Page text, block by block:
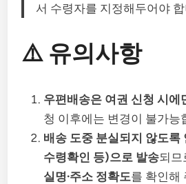
서 수령자를 지정해두어야
⚠️ 유의사항
우편배송은 여권 신청 시에
청 이후에는 변경이 불가능
배송 도중 분실되지 않도록
수령확인 등)으로 발송되므
실명·주소 정확도를 확인해